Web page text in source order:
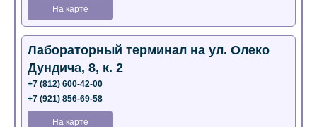
На карте
Лабораторный терминал на ул. Олеко
Дундича, 8, к. 2
+7 (812) 600-42-00
+7 (921) 856-69-58
На карте